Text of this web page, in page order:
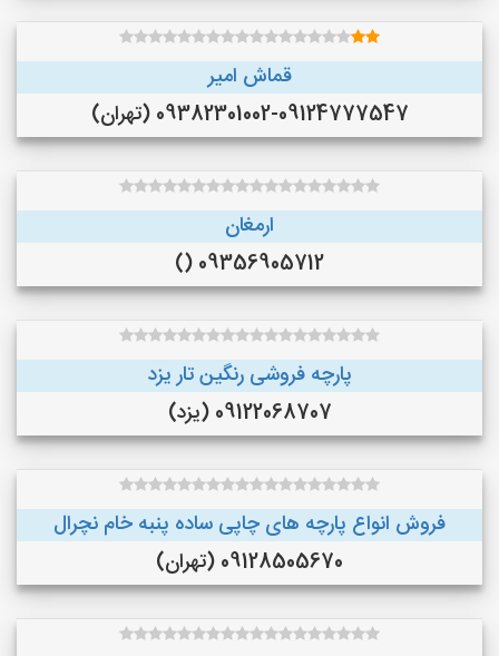
قماش امیر
09382301002-09124777547 (تهران)
ارمغان
09356905712 ()
پارچه فروشی رنگین تار یزد
09122068707 (یزد)
فروش انواع پارچه های چاپی ساده پنبه خام نچرال
09128505670 (تهران)